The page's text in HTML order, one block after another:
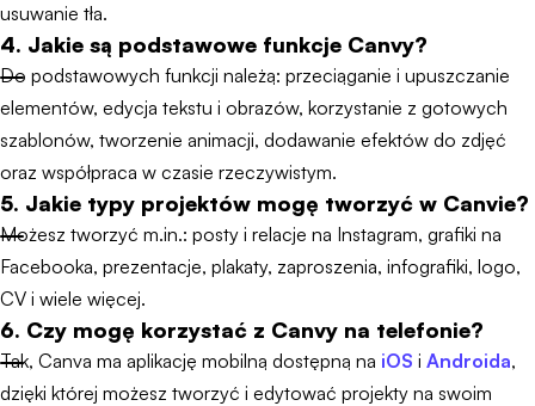
usuwanie tła.
4. Jakie są podstawowe funkcje Canvy?
Do podstawowych funkcji należą: przeciąganie i upuszczanie
elementów, edycja tekstu i obrazów, korzystanie z gotowych
szablonów, tworzenie animacji, dodawanie efektów do zdjęć
oraz współpraca w czasie rzeczywistym.
5. Jakie typy projektów mogę tworzyć w Canvie?
Możesz tworzyć m.in.: posty i relacje na Instagram, grafiki na
Facebooka, prezentacje, plakaty, zaproszenia, infografiki, logo,
CV i wiele więcej.
6. Czy mogę korzystać z Canvy na telefonie?
Tak, Canva ma aplikację mobilną dostępną na iOS i Androida,
dzięki której możesz tworzyć i edytować projekty na swoim